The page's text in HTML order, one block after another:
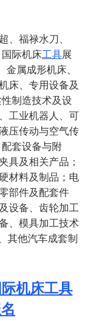
、福禄水刀、
际机床工具展
属成形机床、
床、专用设备及
制造技术及设
工业机器人、可
压传动与空气传
配套设备与附
具及相关产品；
材料及制品；电
部件及配套件
设备、齿轮加工
、模具加工技术
其他汽车成套制
机床工具